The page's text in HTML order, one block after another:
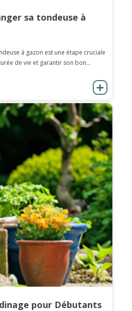
sa tondeuse à
à gazon est une étape cruciale
de vie et garantir son bon...
pour Débutants